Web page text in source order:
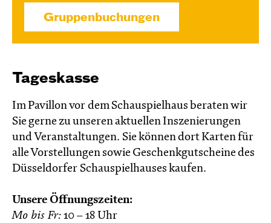
Gruppenbuchungen
Tageskasse
Im Pavillon vor dem Schauspielhaus beraten wir
Sie gerne zu unseren aktuellen Inszenierungen
und Veranstaltungen. Sie können dort Karten für
alle Vorstellungen sowie Geschenkgutscheine des
Düsseldorfer Schauspielhauses kaufen.
Unsere Öffnungszeiten:
Mo bis Fr: 10 – 18 Uhr